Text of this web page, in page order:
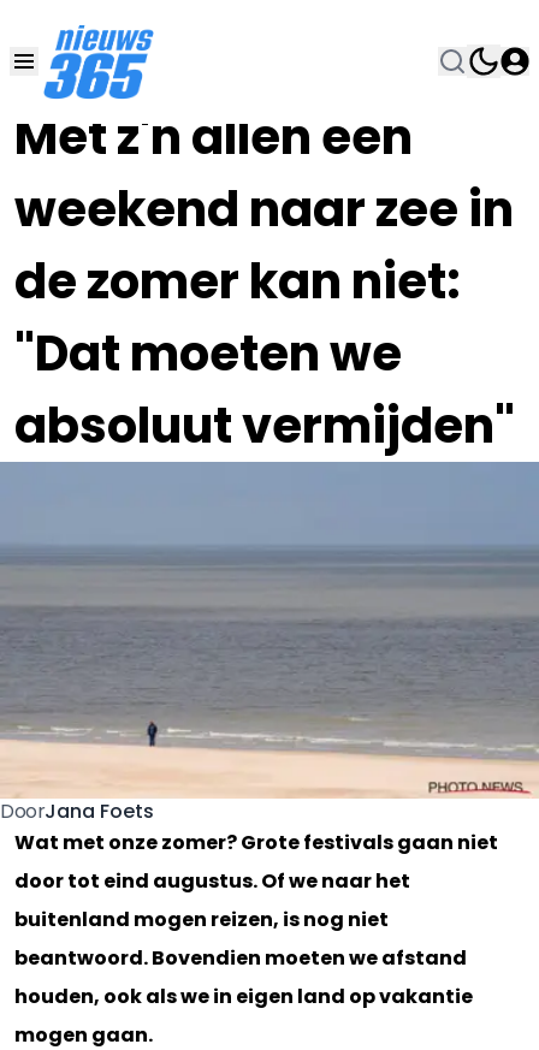
Met z'n allen een
weekend naar zee in
de zomer kan niet:
"Dat moeten we
absoluut vermijden"
17 APR 2020, 7:00
DoorJana Foets
Wat met onze zomer? Grote festivals gaan niet
door tot eind augustus. Of we naar het
buitenland mogen reizen, is nog niet
beantwoord. Bovendien moeten we afstand
houden, ook als we in eigen land op vakantie
mogen gaan.